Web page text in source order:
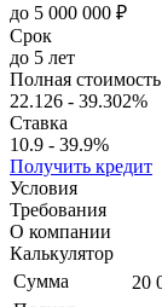
до 5 000 000 ₽
Срок
до 5 лет
Полная
22.126 - 39.302%
Ставка
10.9 - 39.9%
Получить кредит
Условия
Требования
О компании
Калькулятор
Сумма
20